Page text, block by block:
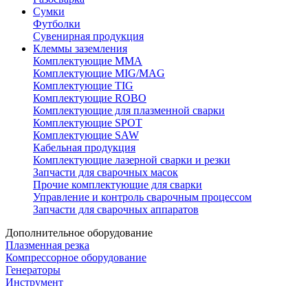
Сумки
Футболки
Сувенирная продукция
Клеммы заземления
Комплектующие ММА
Комплектующие MIG/MAG
Комплектующие TIG
Комплектующие ROBO
Комплектующие для плазменной сварки
Комплектующие SPOT
Комплектующие SAW
Кабельная продукция
Комплектующие лазерной сварки и резки
Запчасти для сварочных масок
Прочие комплектующие для сварки
Управление и контроль сварочным процессом
Запчасти для сварочных аппаратов
Дополнительное оборудование
Плазменная резка
Компрессорное оборудование
Генераторы
Инструмент